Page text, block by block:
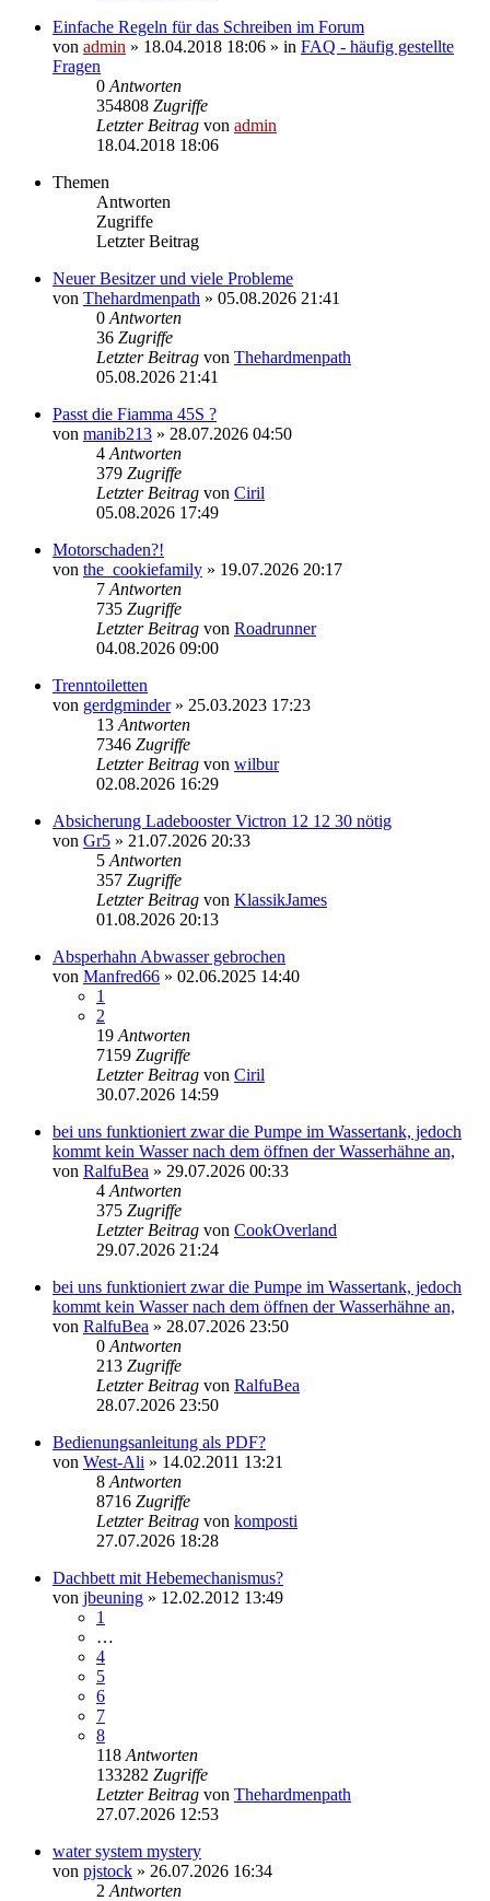
Einfache Regeln für das Schreiben im Forum
von admin » 18.04.2018 18:06 » in FAQ - häufig gestellte
Fragen
0 Antworten
354808 Zugriffe
Letzter Beitrag von admin
18.04.2018 18:06
Themen
Antworten
Zugriffe
Letzter Beitrag
Neuer Besitzer und viele Probleme
von Thehardmenpath » 05.08.2026 21:41
0 Antworten
36 Zugriffe
Letzter Beitrag von Thehardmenpath
05.08.2026 21:41
Passt die Fiamma 45S ?
von manib213 » 28.07.2026 04:50
4 Antworten
379 Zugriffe
Letzter Beitrag von Ciril
05.08.2026 17:49
Motorschaden?!
von the_cookiefamily » 19.07.2026 20:17
7 Antworten
735 Zugriffe
Letzter Beitrag von Roadrunner
04.08.2026 09:00
Trenntoiletten
von gerdgminder» 25.03.2023 17:23
13 Antworten
7346 Zugriffe
Letzter Beitrag von wilbur
02.08.2026 16:29
Absicherung Ladebooster Victron 12 12 30 nötig
von Gr5 » 21.07.2026 20:33
5 Antworten
357 Zugriffe
Letzter Beitrag von KlassikJames
01.08.2026 20:13
Absperhahn Abwasser gebrochen
von Manfred66 » 02.06.2025 14:40
1
2
19 Antworten
7159 Zugriffe
Letzter Beitrag von Ciril
30.07.2026 14:59
bei uns funktioniert zwar die Pumpe im Wassertank, jedoch
kommt kein Wasser nach dem öffnen der Wasserhähne an,
von RalfuBea » 29.07.2026 00:33
4 Antworten
375 Zugriffe
Letzter Beitrag von CookOverland
29.07.2026 21:24
bei uns funktioniert zwar die Pumpe im Wassertank, jedoch
kommt kein Wasser nach dem öffnen der Wasserhähne an,
von RalfuBea » 28.07.2026 23:50
0 Antworten
213 Zugriffe
Letzter Beitrag von RalfuBea
28.07.2026 23:50
Bedienungsanleitung als PDF?
von West-Ali » 14.02.2011 13:21
8 Antworten
8716 Zugriffe
Letzter Beitrag von komposti
27.07.2026 18:28
Dachbett mit Hebemechanismus?
von jbeuning » 12.02.2012 13:49
1
…
4
5
6
7
8
118 Antworten
133282 Zugriffe
Letzter Beitrag von Thehardmenpath
27.07.2026 12:53
water system mystery
von pjstock » 26.07.2026 16:34
2 Antworten